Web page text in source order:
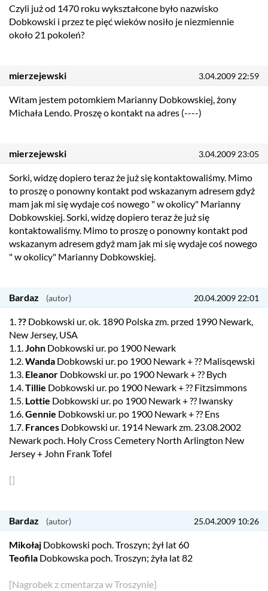
Czyli już od 1470 roku wykształcone było nazwisko
Dobkowski i przez te pięć wieków nosiło je niezmiennie
około 21 pokoleń?
mierzejewski 3.04.2009 22:59
Witam jestem potomkiem Marianny Dobkowskiej, żony
Michała Lendo. Proszę o kontakt na adres (----)
mierzejewski 3.04.2009 23:05
Sorki, widzę dopiero teraz że już się kontaktowaliśmy. Mimo
to proszę o ponowny kontakt pod wskazanym adresem gdyż
mam jak mi się wydaje coś nowego " w okolicy" Marianny
Dobkowskiej. Sorki, widzę dopiero teraz że już się
kontaktowaliśmy. Mimo to proszę o ponowny kontakt pod
wskazanym adresem gdyż mam jak mi się wydaje coś nowego
" w okolicy" Marianny Dobkowskiej.
Bardaz 20.04.2009 22:01
1.?? Dobkowski ur. ok. 1890 Polska zm. przed 1990 Newark,
New Jersey, USA
1.1.John Dobkowski ur. po 1900 Newark
1.2.Wanda Dobkowski ur. po 1900 Newark + ?? Malisqewski
1.3. Eleanor Dobkowski ur. po 1900 Newark + ?? Bych
1.4.Tillie Dobkowski ur. po 1900 Newark + ?? Fitzsimmons
1.5. Lottie Dobkowski ur. po 1900 Newark + ?? Iwansky
1.6.Gennie Dobkowski ur. po 1900 Newark + ?? Ens
1.7. Frances Dobkowski ur. 1914 Newark zm. 23.08.2002
Newark poch. Holy Cross Cemetery North Arlington New
Jersey + John Frank Tofel
[]
Bardaz 25.04.2009 10:26
Mikołaj Dobkowski poch. Troszyn; żył lat 60
Teofila Dobkowska poch. Troszyn; żyła lat 82
[Nagrobek z cmentarza w Troszynie]